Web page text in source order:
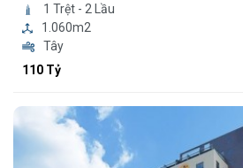
1 Trệt - 2 Lầu
1.060m2
Tây
110 Tỷ